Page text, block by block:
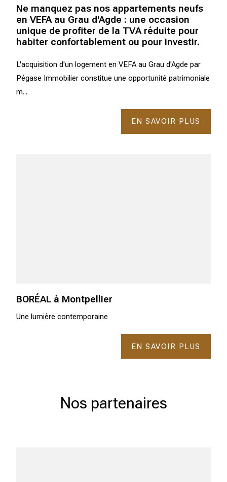
Ne manquez pas nos appartements neufs
en VEFA au Grau d'Agde : une occasion
unique de profiter de la TVA réduite pour
habiter confortablement ou pour investir.
L'acquisition d'un logement en VEFA au Grau d'Agde par
Pégase Immobilier constitue une opportunité patrimoniale
m...
EN SAVOIR PLUS
BORÉAL à Montpellier
Une lumière contemporaine
EN SAVOIR PLUS
Nos partenaires